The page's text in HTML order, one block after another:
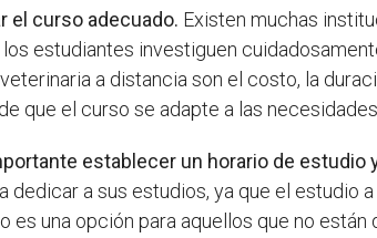
el curso adecuado. Existen muchas
estudiantes investiguen
a distancia son el costo, la
que el curso se adapte a las
establecer un horario de estudio
a sus estudios, ya que el estudio
una opción para aquellos que no